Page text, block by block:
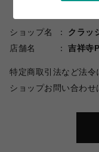
ショップ名
クラッ
店舗名
吉祥寺
特定商取引法など法令
ショップお問い合わせ